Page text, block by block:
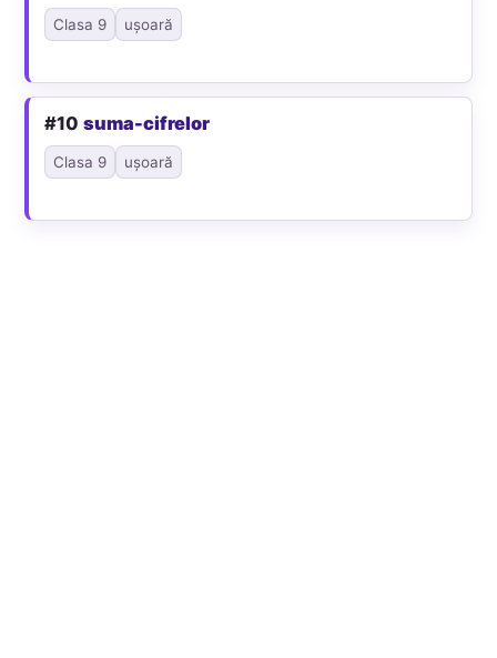
Clasa 9 ușoară
#10suma-cifrelor
Clasa 9 ușoară